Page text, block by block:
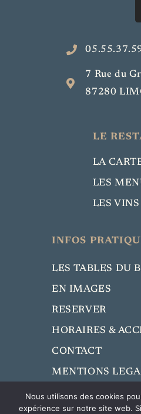
7 Rue du
87280
LE
LA
LES
LES VINS
INFOS
LES TABLES DU
EN IMAGES
RESERVER
HORAIRES &
CONTACT
MENTIONS
Nous utilisons des cookies
expérience sur notre site web.